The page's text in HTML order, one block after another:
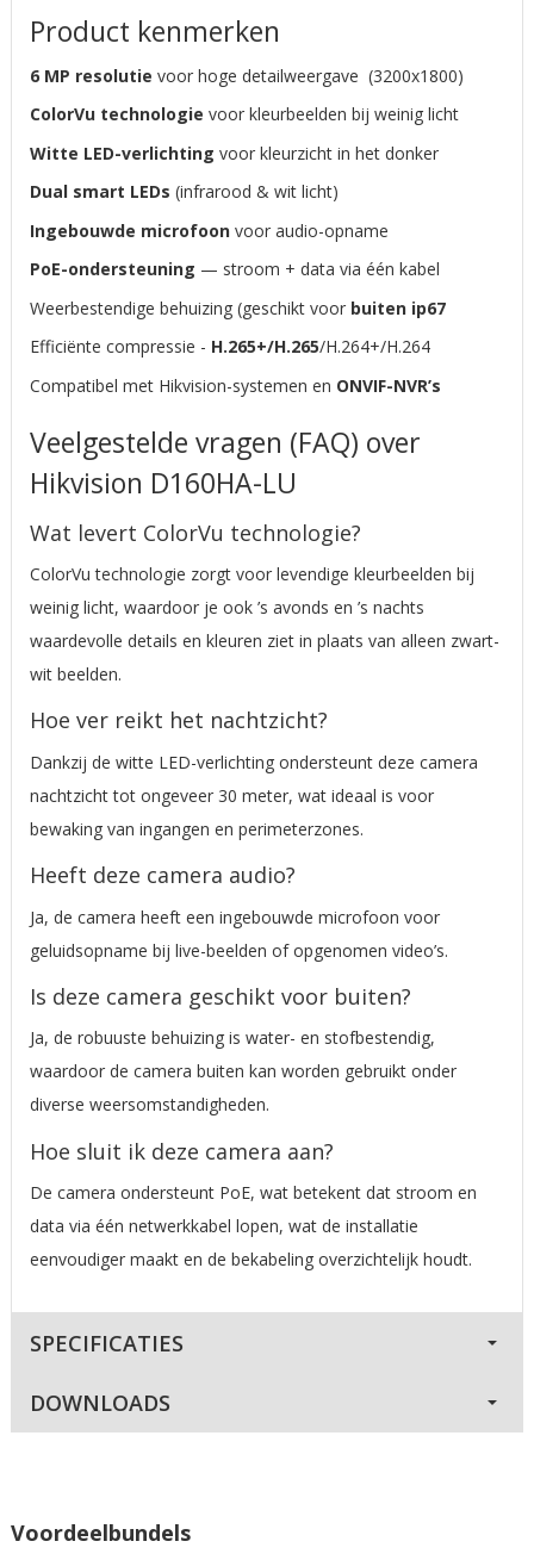
Product kenmerken
6 MP resolutie voor hoge detailweergave (3200x1800)
ColorVu technologie voor kleurbeelden bij weinig licht
Witte LED-verlichting voor kleurzicht in het donker
Dual smart LEDs (infrarood & wit licht)
Ingebouwde microfoonvoor audio-opname
PoE-ondersteuning — stroom + data via één kabel
Weerbestendige behuizing (geschikt voorbuiten ip67
Efficiënte compressie - H.265+/H.265/H.264+/H.264
Compatibel met Hikvision-systemen en ONVIF-NVR’s
Veelgestelde vragen (FAQ) over
Hikvision D160HA-LU
Wat levert ColorVu technologie?
ColorVu technologie zorgt voor levendige kleurbeelden bij
weinig licht, waardoor je ook ’s avonds en ’s nachts
waardevolle details en kleuren ziet in plaats van alleen zwart-
wit beelden.
Hoe ver reikt het nachtzicht?
Dankzij de witte LED-verlichting ondersteunt deze camera
nachtzicht tot ongeveer 30 meter, wat ideaal is voor
bewaking van ingangen en perimeterzones.
Heeft deze camera audio?
Ja, de camera heeft een ingebouwde microfoon voor
geluidsopname bij live-beelden of opgenomen video’s.
Is deze camera geschikt voor buiten?
Ja, de robuuste behuizing is water- en stofbestendig,
waardoor de camera buiten kan worden gebruikt onder
diverse weersomstandigheden.
Hoe sluit ik deze camera aan?
De camera ondersteunt PoE, wat betekent dat stroom en
data via één netwerkkabel lopen, wat de installatie
eenvoudiger maakt en de bekabeling overzichtelijk houdt.
SPECIFICATIES
DOWNLOADS
Voordeelbundels